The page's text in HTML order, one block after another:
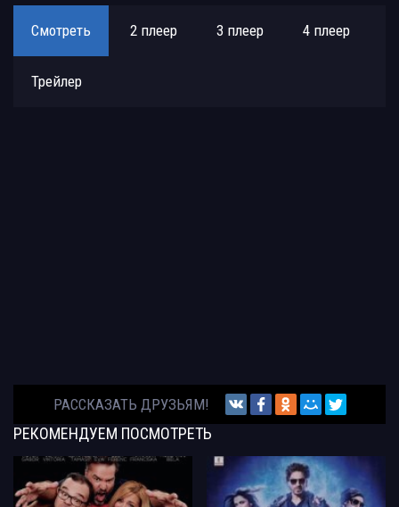
Смотреть 2 плеер 3 плеер 4 плеер
Трейлер
РАССКАЗАТЬ ДРУЗЬЯМ!
РЕКОМЕНДУЕМ ПОСМОТРЕТЬ